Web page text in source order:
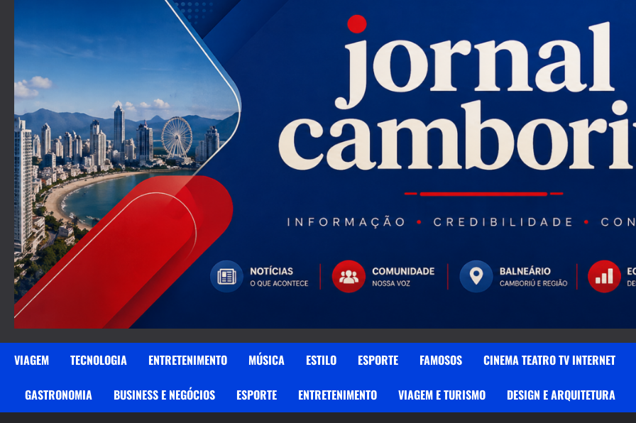
VIAGEM TECNOLOGIA ENTRETENIMENTO MÚSICA ESTILO ESPORTE FAMOSOS CINEMA TEATRO TV INTERNET
GASTRONOMIA BUSINESS E NEGÓCIOS ESPORTE ENTRETENIMENTO VIAGEM E TURISMO DESIGN E ARQUITETURA